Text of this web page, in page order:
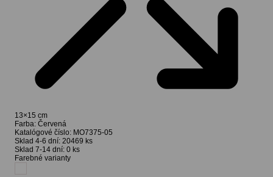
13×15 cm
Farba: Červená
Katalógové číslo: MO7375-05
Sklad 4-6 dní: 20469 ks
Sklad 7-14 dní: 0 ks
Farebné varianty